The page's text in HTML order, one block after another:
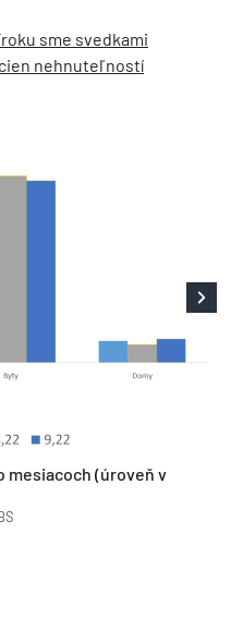
sme svedkami
nehnuteľností
mesiacoch (úroveň v